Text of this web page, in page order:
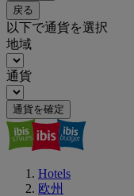
戻る
以下で通貨を選択
地域
通貨
通貨を確定
Hotels
欧州